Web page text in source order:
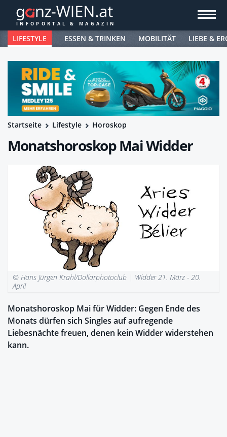
LIFESTYLE ESSEN & TRINKEN MOBILITÄT LIEBE &
Startseite Lifestyle Horoskop
Monatshoroskop Mai Widder
© Hans Jürgen Krahl/Dollarphotoclub | Widder 21. März - 20.
April
Monatshoroskop Mai für Widder: Gegen Ende des
Monats dürfen sich Singles auf aufregende
Liebesnächte freuen, denen kein Widder widerstehen
kann.